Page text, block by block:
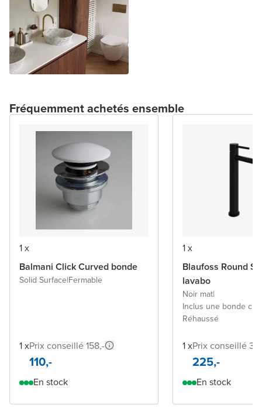
Fréquemment achetés ensemble
1 x
Balmani Click Curved bonde
Solid Surface|Fermable
1 xPrix conseillé 158,-
110,-
En stock
1 x
Blaufoss Round S
lavabo
Noir mat|
Inclus une bonde
Réhaussé
1 xPrix conseillé
225,-
En stock